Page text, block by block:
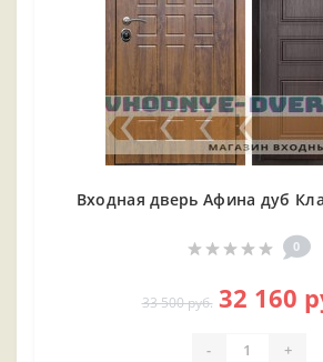
Входная дверь Афина дуб
0
33 500 руб. 32 160
- +